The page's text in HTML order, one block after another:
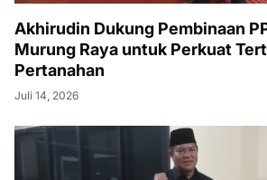
Akhirudin Dukung Pembinaan
Murung Raya untuk Perkuat
Pertanahan
Juli 14, 2026